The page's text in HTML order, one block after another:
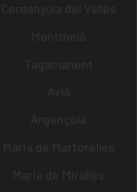
Cerdanyola del Vallès
Montmeló
Tagamanent
Avià
Argençola
Maria de Martorelles
Maria de Miralles